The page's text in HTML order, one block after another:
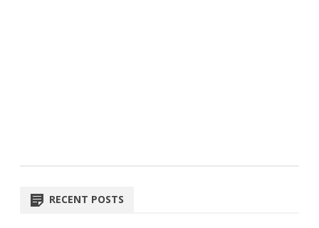
RECENT POSTS